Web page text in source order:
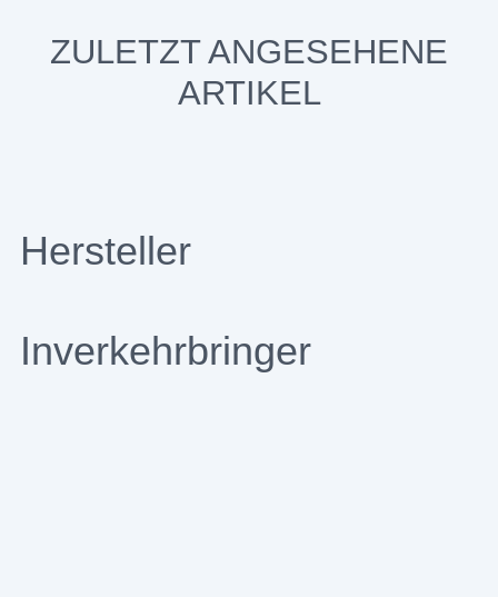
ZULETZT ANGESEHENE
ARTIKEL
Hersteller
Inverkehrbringer